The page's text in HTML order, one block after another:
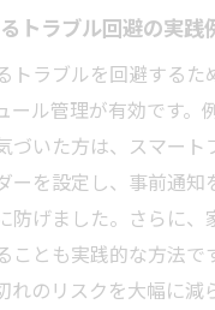
トラブル回避の実践
トラブルを回避するた
ール管理が有効です。
づいた方は、スマート
ーを設定し、事前通知
防げました。さらに、
ことも実践的な方法で
れのリスクを大幅に減